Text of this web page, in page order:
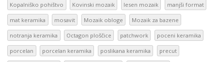
Kopalniško pohištvo Kovinski mozaik lesen mozaik manjši format
mat keramika mosavit Mozaik obloge Mozaik za bazene
notranja keramika Octagon ploščice patchwork poceni keramika
porcelan porcelan keramika poslikana keramika precut